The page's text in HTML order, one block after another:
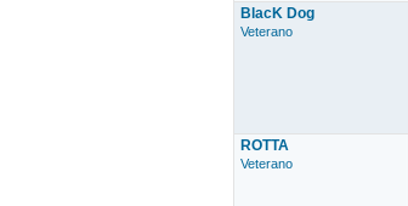
BlacK Dog
Veterano
ROTTA
Veterano